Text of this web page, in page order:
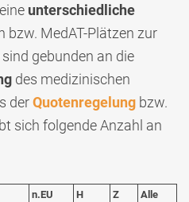
unterschiedliche
bzw. MedAT-Plätzen zur
gebunden an die
des medizinischen
derQuotenregelung bzw.
sich folgende Anzahl an
n.EU H Z
Alle